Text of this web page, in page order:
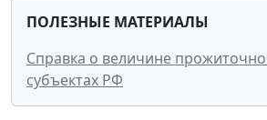
ПОЛЕЗНЫЕ МАТЕРИАЛЫ
Справка о величине
субъектах РФ